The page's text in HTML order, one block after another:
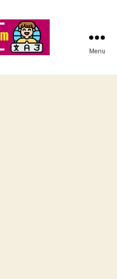
Menu